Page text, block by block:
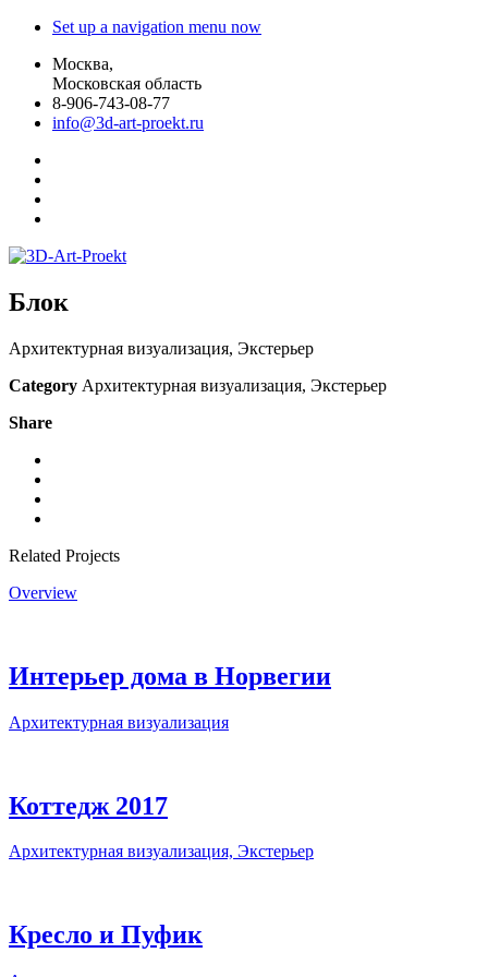
Set up a navigation menu now
Москва,
Московская область
8-906-743-08-77
info@3d-art-proekt.ru
Блок
Архитектурная визуализация, Экстерьер
Category Архитектурная визуализация, Экстерьер
Share
Related Projects
Overview
Интерьер дома в Норвегии
Архитектурная визуализация
Коттедж 2017
Архитектурная визуализация, Экстерьер
Кресло и Пуфик